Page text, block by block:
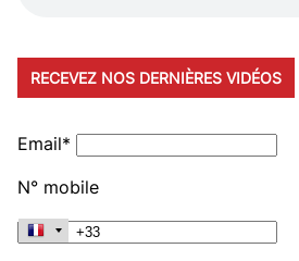
RECEVEZ NOS DERNIÈRES VIDÉOS
Email*
N° mobile